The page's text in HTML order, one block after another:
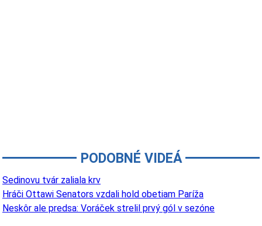
PODOBNÉ VIDEÁ
Sedinovu tvár zaliala krv
Hráči Ottawi Senators vzdali hold obetiam Paríža
Neskôr ale predsa: Voráček strelil prvý gól v sezóne